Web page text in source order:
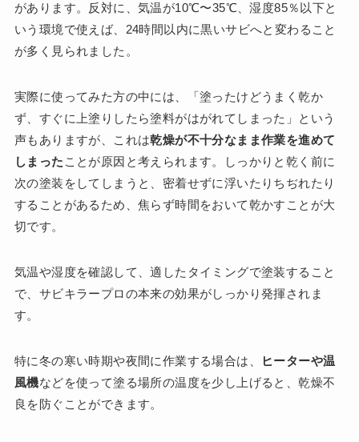
があります。反対に、気温が10℃〜35℃、湿度85％以下と
いう環境で使えば、24時間以内に黒いサビへと変わること
が多く見られました。
実際に使ってみた方の中には、「塗ったけどうまく乾か
ず、すぐに上塗りしたら塗料がはがれてしまった」という
声もありますが、これは乾燥が不十分なまま作業を進めて
しまった ことが原因と考えられます。しっかりと乾く前に
次の塗装をしてしまうと、密着せずに浮いたりちぢれたり
することがあるため、焦らず時間をおいて乾かすことが大
切です。
気温や湿度を確認して、適したタイミングで塗装すること
で、サビキラープロの本来の効果がしっかり発揮されま
す。
特に冬の寒い時期や夜間に作業する場合は、
ヒーターや温
風機などを使って塗る場所の温度を少し上げると、乾燥不
良を防ぐことができます。